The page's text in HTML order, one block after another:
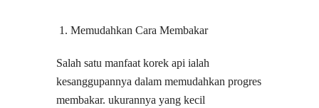
Memudahkan Cara Membakar
Salah satu manfaat korek api ialah
kesanggupannya dalam memudahkan progres
membakar. ukurannya yang kecil